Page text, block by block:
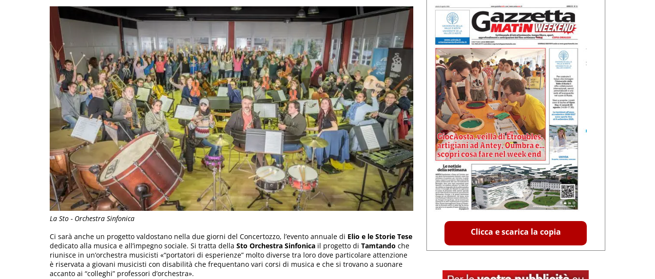
La Sto - Orchestra Sinfonica
Ci sarà anche un progetto valdostano nella due giorni del Concertozzo, l’evento annuale di Elio e le Storie Tese
dedicato alla musica e all’impegno sociale. Si tratta della Sto Orchestra Sinfonica il progetto di Tamtando che
riunisce in un’orchestra musicisti «“portatori di esperienze” molto diverse tra loro dove particolare attenzione
è riservata a giovani musicisti con disabilità che frequentano vari corsi di musica e che si trovano a suonare
accanto ai “colleghi” professori d’orchestra».
Clicca e scarica la copia